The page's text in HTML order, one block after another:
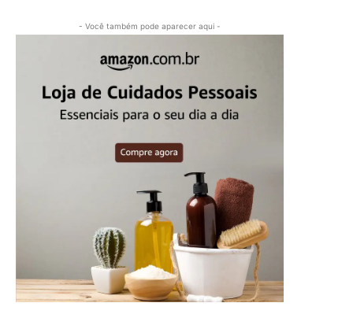
- Você também pode aparecer aqui -